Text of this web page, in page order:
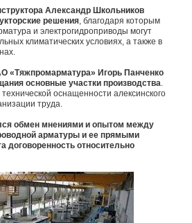
Александр Школьников
решения, благодаря которым
и электрогидроприводы могут
климатических условиях, а также в
«Тяжпромарматура» Игорь Панченко
основные участки производства.
оснащенности алексинского
труда.
обмен мнениями и опытом между
арматуры и ее прямыми
договоренность относительно